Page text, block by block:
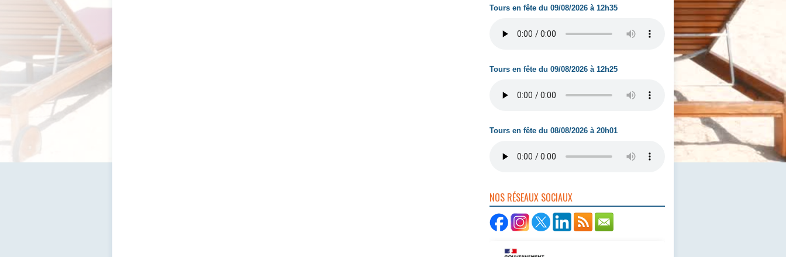
Tours en fête du 09/08/2026 à 12h35
Tours en fête du 09/08/2026 à 12h25
Tours en fête du 08/08/2026 à 20h01
NOS RÉSEAUX SOCIAUX